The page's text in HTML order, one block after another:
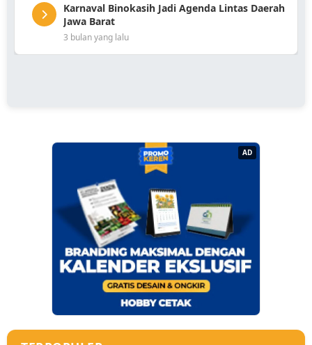
Karnaval Binokasih Jadi Agenda Lintas Daerah
Jawa Barat
3 bulan yang lalu
AD